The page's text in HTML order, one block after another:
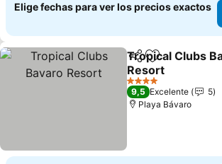
Elige fechas para ver los precios exactos
Compartir
Agregar a
Tropical Clubs
Resort
4 Estrellas
9,5 Excelente
5
Playa Bávaro